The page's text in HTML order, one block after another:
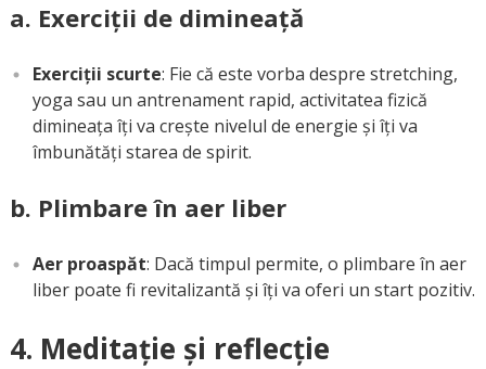
a. Exerciții de dimineață
Exerciții scurte: Fie că este vorba despre stretching,
yoga sau un antrenament rapid, activitatea fizică
dimineața îți va crește nivelul de energie și îți va
îmbunătăți starea de spirit.
b. Plimbare în aer liber
Aer proaspăt: Dacă timpul permite, o plimbare în aer
liber poate fi revitalizantă și îți va oferi un start pozitiv.
4. Meditație și reflecție